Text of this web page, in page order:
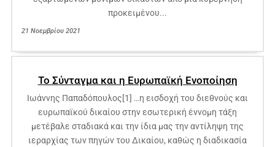
προκειμένου...
21 Νοεμβρίου 2021
Το Σύνταγμα και η Ευρωπαϊκή Ενοποίηση
Ιωάννης Παπαδόπουλος[1] …η εισδοχή του διεθνούς και
ευρωπαϊκού δικαίου στην εσωτερική έννομη τάξη
μετέβαλε σταδιακά και την ίδια μας την αντίληψη της
ιεραρχίας των πηγών του Δικαίου, καθώς η διαδικασία